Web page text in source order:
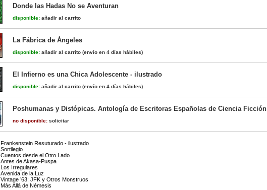
Donde las Hadas No se Aventuran
disponible: añadir al carrito
La Fábrica de Ángeles
disponible: añadir al carrito (envío en 4 días hábiles)
El Infierno es una Chica Adolescente - ilustrado
disponible: añadir al carrito (envío en 4 días hábiles)
Poshumanas y Distópicas. Antología de Escritoras Españolas de Ciencia Ficción
no disponible: solicitar
Frankenstein Resuturado - ilustrado
Sortilegio
Cuentos desde el Otro Lado
Antes de Akasa-Puspa
Los Irregulares
Avenida de la Luz
Vintage ’63: JFK y Otros Monstruos
Más Allá de Némesis